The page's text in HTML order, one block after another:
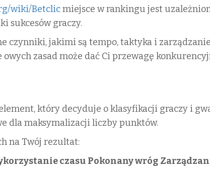
wiki/Betclicmiejsce w rankingu jest
sukcesów graczy.
czynniki, jakimi są tempo, taktyka i
zasad może dać Ci przewagę
który decyduje o klasyfikacji graczy i
dla maksymalizacji liczby punktów.
na Twój rezultat:
czasu Pokonany wróg